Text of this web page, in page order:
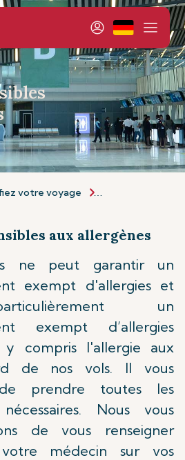
votre voyage
aux allergènes
ne peut garantir un
exempt d'allergies et
un
exempt d’allergies
y compris l'allergie aux
de nos vols. Il vous
prendre toutes les
Nous vous
de vous renseigner
médecin sur vos